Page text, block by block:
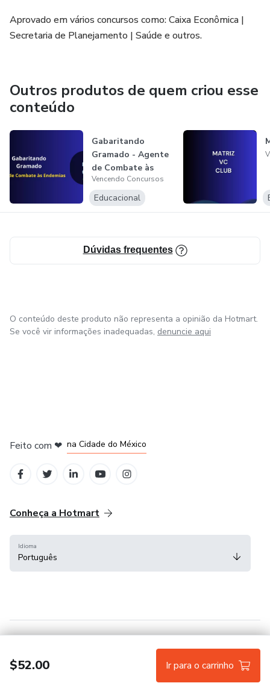
Aprovado em vários concursos como: Caixa Econômica |
Secretaria de Planejamento | Saúde e outros.
Outros produtos de quem criou esse
conteúdo
Gabaritando
Gramado - Agente
de Combate às
Endemias
Vencendo Concursos
Educacional
Dúvidas frequentes
$52.00 Ir para o carrinho
O conteúdo deste produto não representa a opinião da Hotmart.
Se você vir informações inadequadas, denuncie aqui
Feito com ❤ na Cidade do México
Conheça a Hotmart
Idioma
Português
Hotmart — 2011-2026 © Todos os direitos reservados.